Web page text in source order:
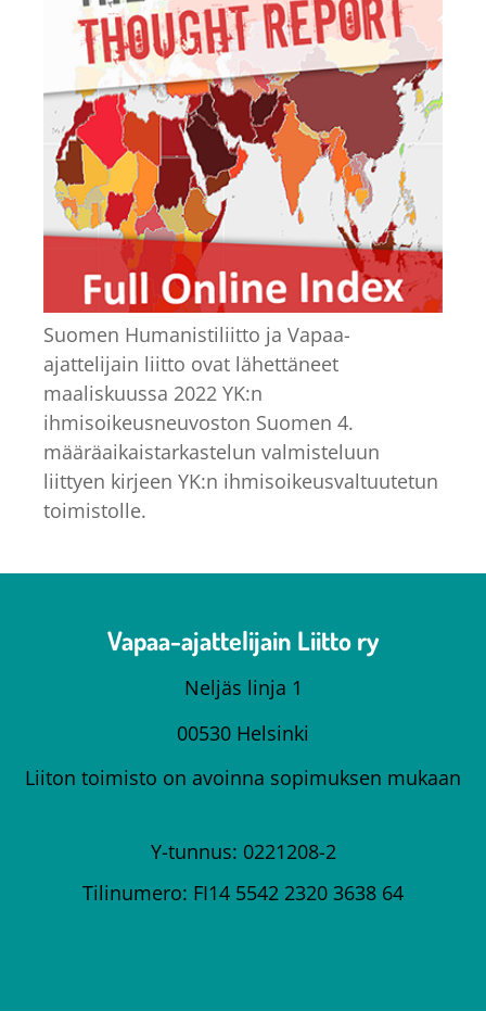
Suomen Humanistiliitto ja Vapaa-
ajattelijain liitto ovat lähettäneet
maaliskuussa 2022 YK:n
ihmisoikeusneuvoston Suomen 4.
määräaikaistarkastelun valmisteluun
liittyen kirjeen YK:n ihmisoikeusvaltuutetun
toimistolle.
Vapaa-ajattelijain Liitto ry
Neljäs linja 1
00530 Helsinki
Liiton toimisto on avoinna sopimuksen mukaan
Y-tunnus: 0221208-2
Tilinumero: FI14 5542 2320 3638 64